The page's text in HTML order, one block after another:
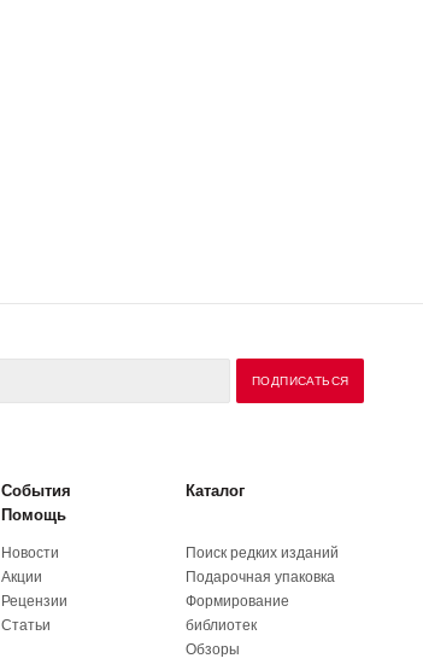
События
Каталог
Помощь
Новости
Акции
Рецензии
Статьи
Поиск редких изданий
Подарочная упаковка
Формирование
библиотек
Обзоры